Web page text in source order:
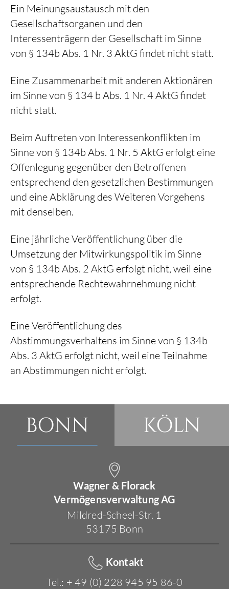
Ein Meinungsaustausch mit den
Gesellschaftsorganen und den
Interessenträgern der Gesellschaft im Sinne
von § 134b Abs. 1 Nr. 3 AktG findet nicht statt.
Eine Zusammenarbeit mit anderen Aktionären
im Sinne von § 134 b Abs. 1 Nr. 4 AktG findet
nicht statt.
Beim Auftreten von Interessenkonflikten im
Sinne von § 134b Abs. 1 Nr. 5 AktG erfolgt eine
Offenlegung gegenüber den Betroffenen
entsprechend den gesetzlichen Bestimmungen
und eine Abklärung des Weiteren Vorgehens
mit denselben.
Eine jährliche Veröffentlichung über die
Umsetzung der Mitwirkungspolitik im Sinne
von § 134b Abs. 2 AktG erfolgt nicht, weil eine
entsprechende Rechtewahrnehmung nicht
erfolgt.
Eine Veröffentlichung des
Abstimmungsverhaltens im Sinne von § 134b
Abs. 3 AktG erfolgt nicht, weil eine Teilnahme
an Abstimmungen nicht erfolgt.
BONN
Wagner & Florack
Vermögensverwaltung AG
Mildred-Scheel-Str. 1
53175 Bonn
Kontakt
Tel.: + 49 (0) 228 945 95 86-0
KÖLN